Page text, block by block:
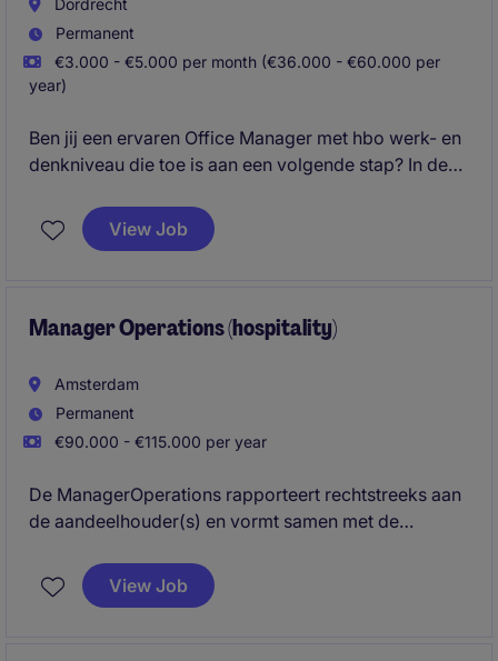
Dordrecht
Permanent
€3.000 - €5.000 per month (€36.000 - €60.000 per
year)
Ben jij een ervaren Office Manager met hbo werk- en
denkniveau die toe is aan een volgende stap? In deze
operationele betrokkenheid en ondersteun je de
service manager, general manager en de afdeling bij
View Job
Manager Operations (hospitality)
Amsterdam
Permanent
€90.000 - €115.000 per year
De ManagerOperations rapporteert rechtstreeks aan
de aandeelhouder(s) en vormt samen met de
toonaangevende fast-casual horecaketen. In deze
brede rol ben je verantwoordelijk voor de dagelijkse
View Job